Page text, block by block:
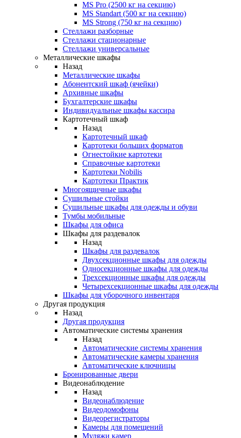
MS Pro (2500 кг на секцию)
MS Standart (500 кг на секцию)
MS Strong (750 кг на секцию)
Стеллажи разборные
Стеллажи стационарные
Стеллажи универсальные
Металлические шкафы
Назад
Металлические шкафы
Абонентский шкаф (ячейки)
Архивные шкафы
Бухгалтерские шкафы
Индивидуальные шкафы кассира
Картотечный шкаф
Назад
Картотечный шкаф
Картотеки больших форматов
Огнестойкие картотеки
Справочные картотеки
Картотеки Nobilis
Картотеки Практик
Многоящичные шкафы
Сушильные стойки
Сушильные шкафы для одежды и обуви
Тумбы мобильные
Шкафы для офиса
Шкафы для раздевалок
Назад
Шкафы для раздевалок
Двухсекционные шкафы для одежды
Односекционные шкафы для одежды
Трехсекционные шкафы для одежды
Четырехсекционные шкафы для одежды
Шкафы для уборочного инвентаря
Другая продукция
Назад
Другая продукция
Автоматические системы хранения
Назад
Автоматические системы хранения
Автоматические камеры хранения
Автоматические ключницы
Бронированные двери
Видеонаблюдение
Назад
Видеонаблюдение
Видеодомофоны
Видеорегистраторы
Камеры для помещений
Муляжи камер